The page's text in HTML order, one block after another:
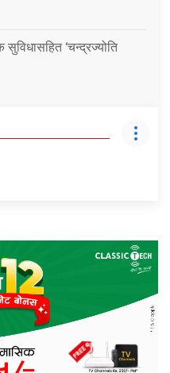
सुविधासहित ‘चन्द्रज्योति